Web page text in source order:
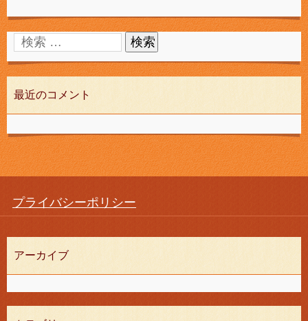
最近のコメント
プライバシーポリシー
アーカイブ